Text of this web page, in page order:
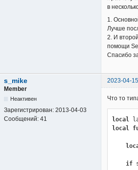
в
1.
Лучше
2. И
помощи
Спасибо
s_mike 2023-04-
Member
Неактивен
Зарегистрирован: 2013-04-03
Сообщений: 41
Что то
local
local
if